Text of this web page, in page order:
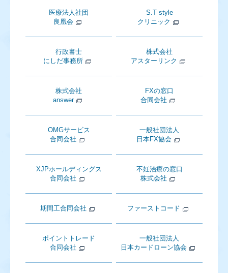
医療法人社団
良凰会
S.T style
クリニック
行政書士
にしだ事務所
株式会社
アスターリンク
株式会社
answer
FXの窓口
合同会社
OMGサービス
合同会社
一般社団法人
日本FX協会
XJPホールディングス
合同会社
不妊治療の窓口
株式会社
期間工合同会社 ファーストコード
ポイントトレード
合同会社
一般社団法人
日本カードローン協会